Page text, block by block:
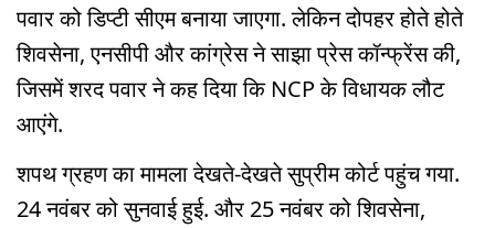
पवार को डिप्टी सीएम बनाया जाएगा. लेकिन दोपहर होते होते
शिवसेना, एनसीपी और कांग्रेस ने साझा प्रेस कॉन्फ्रेंस की,
जिसमें शरद पवार ने कह दिया कि NCP के विधायक लौट
आएंगे.
शपथ ग्रहण का मामला देखते-देखते सुप्रीम कोर्ट पहुंच गया.
24 नवंबर को सुनवाई हुई. और 25 नवंबर को शिवसेना,